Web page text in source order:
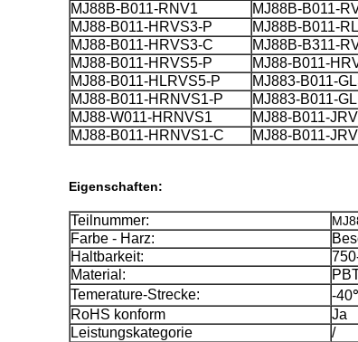
MJ88B-B011-RNV1
MJ88B-B011-
MJ88-B011-HRVS3-P
MJ88B-B011-
MJ88-B011-HRVS3-C
MJ88B-B311-
MJ88-B011-HRVS5-P
MJ88-B011-
MJ88-B011-HLRVS5-P
MJ883-B011-
MJ88-B011-HRNVS1-P
MJ883-B011-
MJ88-W011-HRNVS1
MJ88-B011-
MJ88-B011-HRNVS1-C
MJ88-B011-
Eigenschaften:
Teilnummer:
Farbe - Harz:
Haltbarkeit:
Material:
Temerature-Strecke:
-
RoHS konform
Ja
Leistungskategorie
/